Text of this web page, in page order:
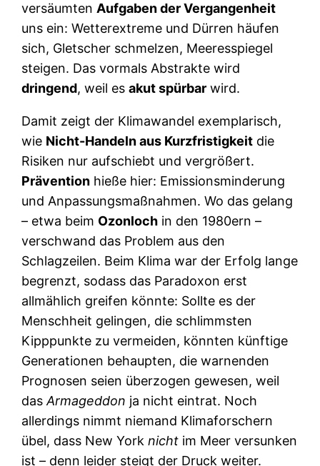
versäumten Aufgaben der Vergangenheit
uns ein: Wetterextreme und Dürren häufen
sich, Gletscher schmelzen, Meeresspiegel
steigen. Das vormals Abstrakte wird
dringend, weil esakut spürbar wird.
Damit zeigt der Klimawandel exemplarisch,
wie Nicht-Handeln aus Kurzfristigkeit die
Risiken nur aufschiebt und vergrößert.
Prävention hieße hier: Emissionsminderung
und Anpassungsmaßnahmen. Wo das gelang
– etwa beim Ozonloch in den 1980ern –
verschwand das Problem aus den
Schlagzeilen. Beim Klima war der Erfolg lange
begrenzt, sodass das Paradoxon erst
allmählich greifen könnte: Sollte es der
Menschheit gelingen, die schlimmsten
Kipppunkte zu vermeiden, könnten künftige
Generationen behaupten, die warnenden
Prognosen seien überzogen gewesen, weil
dasArmageddon ja nicht eintrat. Noch
allerdings nimmt niemand Klimaforschern
übel, dass New Yorknicht im Meer versunken
ist – denn leider steigt der Druck weiter.